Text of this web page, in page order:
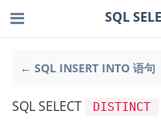
← SQL INSERT INTO 语句
SQL
SQL SELECT DISTINCT